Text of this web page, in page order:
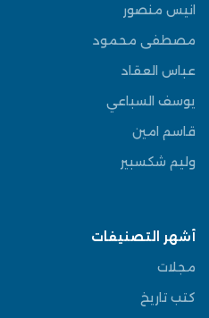
انيس منصور
مصطفى محمود
عباس العقاد
يوسف السباعي
قاسم امين
وليم شكسبير
أشهر التصنيفات
مجلات
كتب تاريخ